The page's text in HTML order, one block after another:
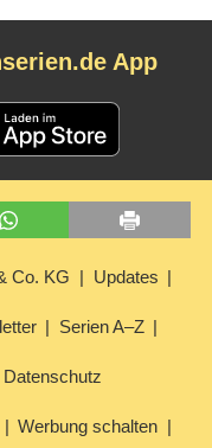
App
Co. KG Updates
Serien A–Z
Datenschutz
Werbung schalten